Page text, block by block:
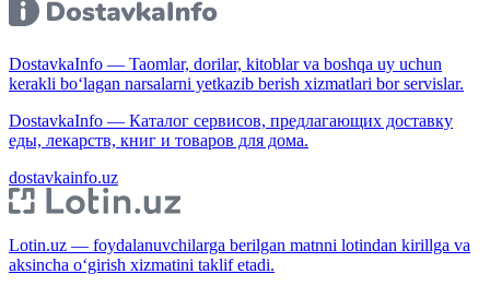
DostavkaInfo — Taomlar, dorilar, kitoblar va boshqa uy uchun
kerakli bo‘lagan narsalarni yetkazib berish xizmatlari bor servislar.
DostavkaInfo — Каталог сервисов, предлагающих доставку
еды, лекарств, книг и товаров для дома.
dostavkainfo.uz
Lotin.uz — foydalanuvchilarga berilgan matnni lotindan kirillga va
aksincha o‘girish xizmatini taklif etadi.